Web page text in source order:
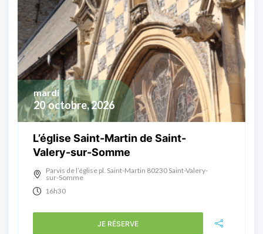
20 octobre, 2026
mardi
L’église Saint-Martin de Saint-
Valery-sur-Somme
Parvis de l’église pl. Saint-Martin 80230 Saint-Valery-
sur-Somme
16h30
JE RÉSERVE